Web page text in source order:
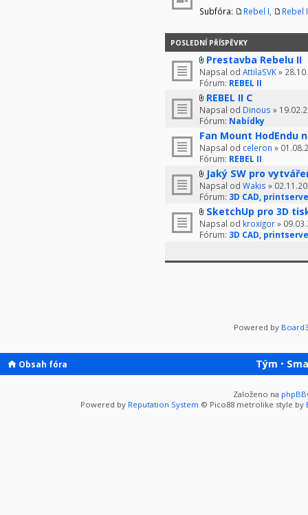
Subfóra: Rebel I Rebel
POSLEDNÍ PŘÍSPĚVKY
Prestavba Rebelu II
Napsal od AttilaSVK»
Fórum: REBEL II
REBEL II C
Napsal od Dinous »
Fórum: Nabídky
Fan Mount HodEndu
Napsal od celeron »
Fórum: REBEL II
Jaký SW pro
Napsal od Wakis »
Fórum: 3D CAD,
SketchUp pro 3D
Napsal od kroxigor»
Fórum: 3D CAD,
Powered by
Obsah fóra Tým •
Založeno na phpBB
Powered by Reputation System © Pico88 metrolike style by